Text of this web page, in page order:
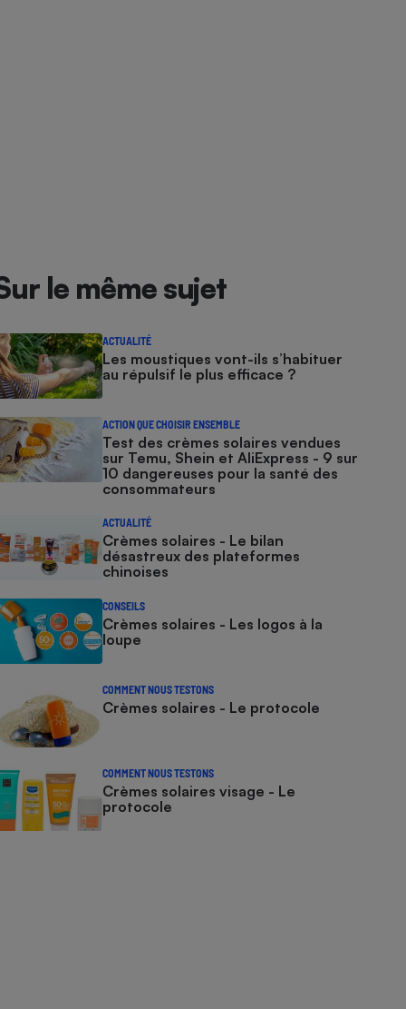
le même sujet
ACTUALITÉ
Les moustiques vont-ils s’habituer
au répulsif le plus efficace ?
ACTION QUE CHOISIR ENSEMBLE
Test des crèmes solaires vendues
sur Temu, Shein et AliExpress - 9 sur
10 dangereuses pour la santé des
consommateurs
ACTUALITÉ
Crèmes solaires - Le bilan
désastreux des plateformes
chinoises
CONSEILS
Crèmes solaires - Les logos à la
loupe
COMMENT NOUS TESTONS
Crèmes solaires - Le protocole
COMMENT NOUS TESTONS
Crèmes solaires visage - Le
protocole